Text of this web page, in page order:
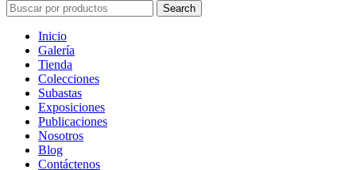
Search
Inicio
Galería
Tienda
Colecciones
Subastas
Exposiciones
Publicaciones
Nosotros
Blog
Contáctenos